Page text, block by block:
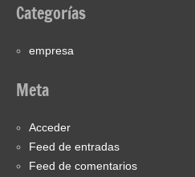
Categorías
empresa
Meta
Acceder
Feed de entradas
Feed de comentarios